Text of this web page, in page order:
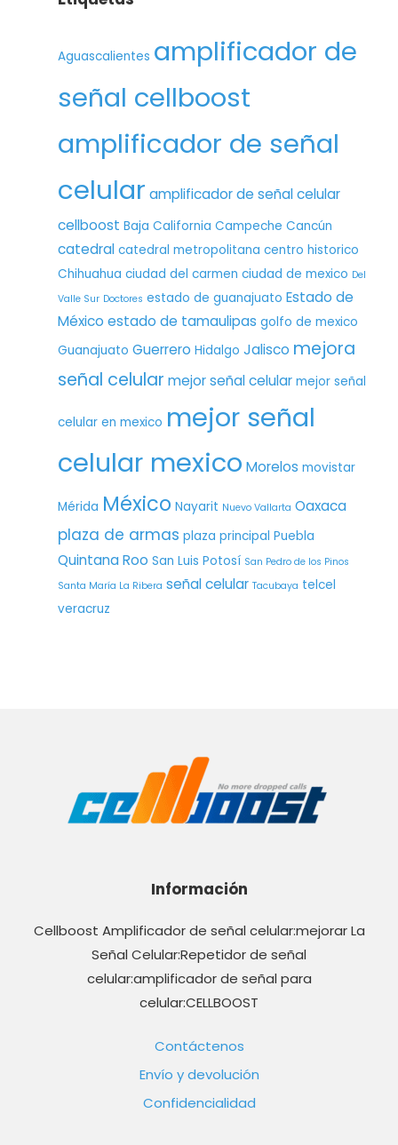
Aguascalientes amplificador de
señal cellboost
amplificador de señal
celular amplificador de señal celular
cellboost Baja California Campeche Cancún
catedral catedral metropolitana centro historico
Chihuahua ciudad del carmen ciudad de mexico Del
Valle Sur Doctores estado de guanajuato Estado de
México estado de tamaulipas golfo de mexico
Guanajuato Guerrero Hidalgo Jalisco mejora
señal celular mejor señal celular mejor señal
celular en mexico mejor señal
celular mexico Morelos movistar
Mérida México Nayarit Nuevo Vallarta Oaxaca
plaza de armas plaza principal Puebla
Quintana Roo San Luis Potosí San Pedro de los Pinos
Santa María La Ribera señal celular Tacubaya telcel
veracruz
Información
Cellboost Amplificador de señal celular:mejorar La
Señal Celular:Repetidor de señal
celular:amplificador de señal para
celular:CELLBOOST
Contáctenos
Envío y devolución
Confidencialidad